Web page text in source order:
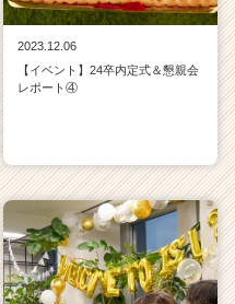
2023.12.06
【イベント】24卒内定式＆懇親会
レポート④